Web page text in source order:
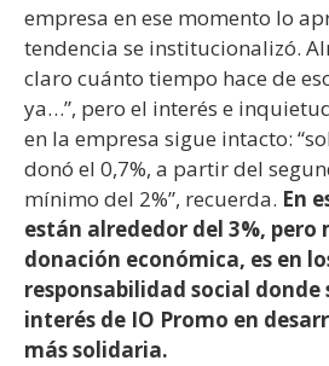
empresa en ese momento lo
tendencia se institucionalizó.
claro cuánto tiempo hace de
ya…”, pero el interés e
en la empresa sigue intacto:
donó el 0,7%, a partir del
mínimo del 2%”, recuerda. En
están alrededor del 3%, pero
donación económica, es en
responsabilidad social donde
interés de IO Promo en
más solidaria.